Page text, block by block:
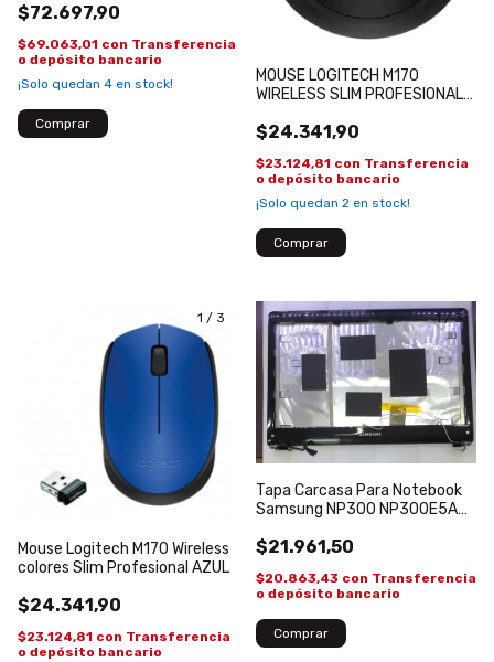
$72.697,90
$69.063,01 con Transferencia
o depósito bancario
¡Solo quedan 4 en stock!
MOUSE LOGITECH M170
WIRELESS SLIM PROFESIONAL
$24.341,90
$23.124,81 con Transferencia
o depósito bancario
¡Solo quedan 2 en stock!
1 / 3
Mouse Logitech M170 Wireless
colores Slim Profesional AZUL
$24.341,90
$23.124,81 con Transferencia
o depósito bancario
1/3
Tapa Carcasa Para Notebook
Samsung NP300 NP300E5A
$21.961,50
$20.863,43 con Transferencia
o depósito bancario